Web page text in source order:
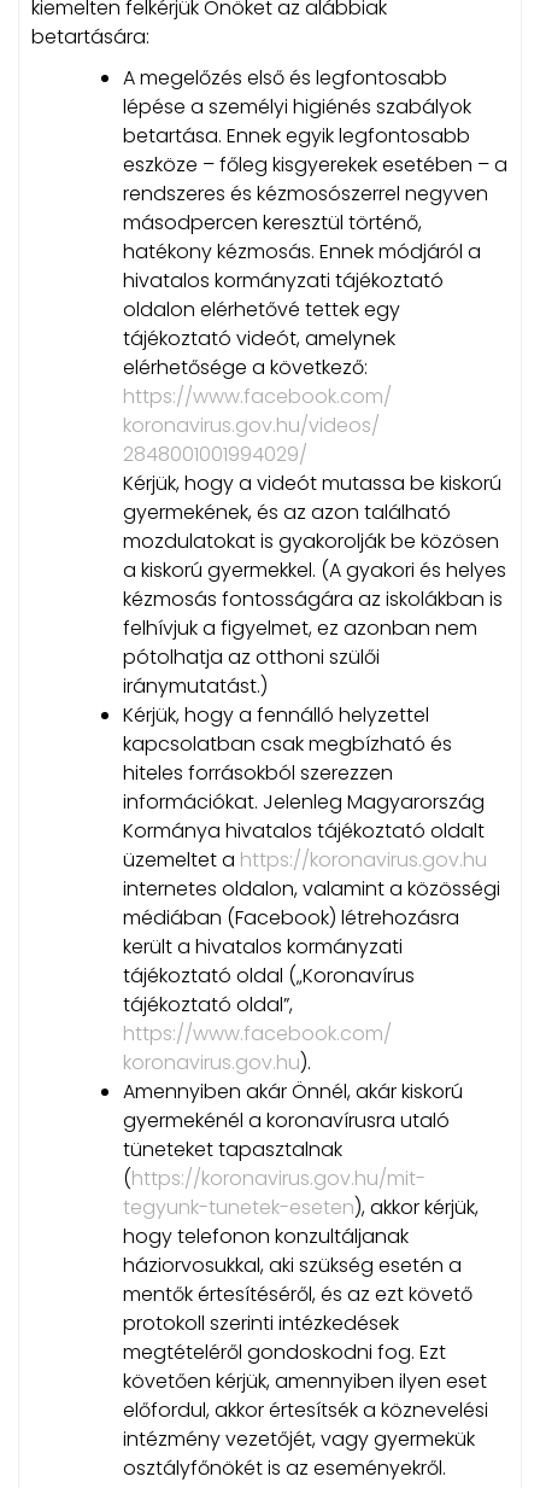
kiemelten felkérjük Önöket az alábbiak
betartására:
A megelőzés első és legfontosabb
lépése a személyi higiénés szabályok
betartása. Ennek egyik legfontosabb
eszköze – főleg kisgyerekek esetében – a
rendszeres és kézmosószerrel negyven
másodpercen keresztül történő,
hatékony kézmosás. Ennek módjáról a
hivatalos kormányzati tájékoztató
oldalon elérhetővé tettek egy
tájékoztató videót, amelynek
elérhetősége a következő:
https://www.facebook.com/
koronavirus.gov.hu/videos/
2848001001994029/
Kérjük, hogy a videót mutassa be kiskorú
gyermekének, és az azon található
mozdulatokat is gyakorolják be közösen
a kiskorú gyermekkel. (A gyakori és helyes
kézmosás fontosságára az iskolákban is
felhívjuk a figyelmet, ez azonban nem
pótolhatja az otthoni szülői
iránymutatást.)
Kérjük, hogy a fennálló helyzettel
kapcsolatban csak megbízható és
hiteles forrásokból szerezzen
információkat. Jelenleg Magyarország
Kormánya hivatalos tájékoztató oldalt
üzemeltet a https://koronavirus.gov.hu
internetes oldalon, valamint a közösségi
médiában (Facebook) létrehozásra
került a hivatalos kormányzati
tájékoztató oldal („Koronavírus
tájékoztató oldal”,
https://www.facebook.com/
koronavirus.gov.hu).
Amennyiben akár Önnél, akár kiskorú
gyermekénél a koronavírusra utaló
tüneteket tapasztalnak
(https://koronavirus.gov.hu/mit-
tegyunk-tunetek-eseten), akkor kérjük,
hogy telefonon konzultáljanak
háziorvosukkal, aki szükség esetén a
mentők értesítéséről, és az ezt követő
protokoll szerinti intézkedések
megtételéről gondoskodni fog. Ezt
követően kérjük, amennyiben ilyen eset
előfordul, akkor értesítsék a köznevelési
intézmény vezetőjét, vagy gyermekük
osztályfőnökét is az eseményekről.